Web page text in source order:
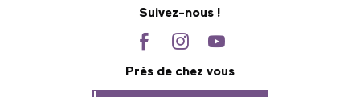
Suivez-nous !
Près de chez vous